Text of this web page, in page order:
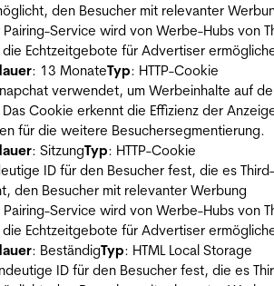
den Besucher mit relevanter
Service wird von Werbe-Hubs von
Echtzeitgebote für Advertiser
: 13 MonateTyp: HTTP-Cookie
verwendet, um Werbeinhalte auf
Cookie erkennt die Effizienz der
für die weitere Besuchersegmentierung.
: SitzungTyp: HTTP-Cookie
ID für den Besucher fest, die es
den Besucher mit relevanter Werbung
Service wird von Werbe-Hubs von
Echtzeitgebote für Advertiser
: BeständigTyp: HTML Local Storage
ID für den Besucher fest, die es